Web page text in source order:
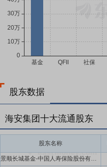
股东数据
海安集团十大流通股东
股东名称
景顺长城基金-中国人寿保险股份有限公司-分红险-景顺长城基金国寿股份成长股票型组合单一资产管理计划(可供出售)